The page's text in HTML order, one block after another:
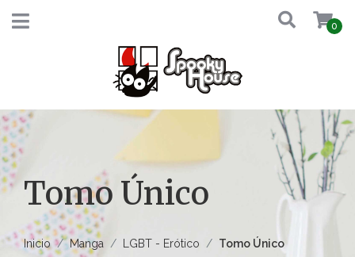
0
Tomo Único
Inicio Manga LGBT - Erótico Tomo Único